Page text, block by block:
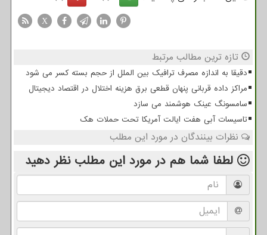
X
تازه ترین مطالب مرتبط
دقیقا به اندازه مصرف ترافیک بین الملل از حجم بسته کسر می شود
مراکز داده قربانی پنهان قطعی برق هزینه اختلال در اقتصاد دیجیتال
سامسونگ عینک هوشمند می سازد
تاسیسات آبی هفت ایالت آمریکا تحت حملات هک
نظرات بینندگان در مورد این مطلب
لطفا شما هم در مورد این مطلب نظر دهید